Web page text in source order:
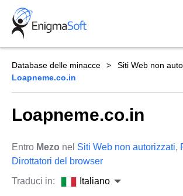
Skip
content
Database delle minacce
Siti Web non
Loapneme.co.in
Loapneme.co.in
Entro Mezo nel Siti Web non autorizzati,
Dirottatori del browser
Traduci in:
Italiano